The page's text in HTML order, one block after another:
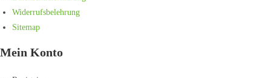
Widerrufsbelehrung
Sitemap
Mein Konto